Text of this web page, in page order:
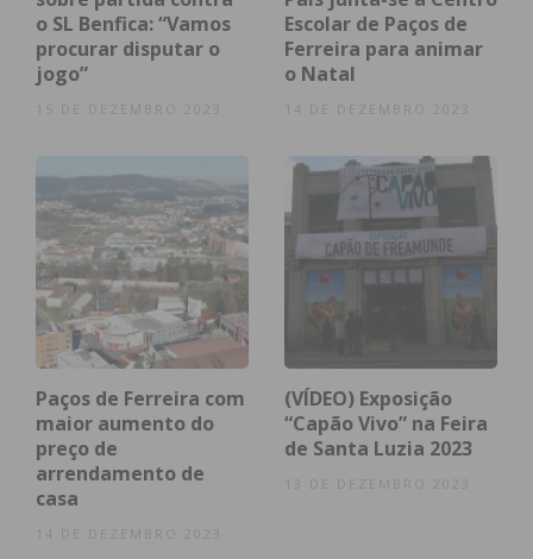
Assine nossa newsletter por e-mail e
obtenha de forma regular a informação
atualizada.
Eu li e concordo com ostermos e
condições
o SL Benfica: “Vamos
procurar disputar o
jogo”
Escolar de Paços de
Ferreira para animar
o Natal
14 DE DEZEMBRO 2023
Paços de Ferreira com
maior aumento do
preço de
arrendamento de
casa
14 DE DEZEMBRO 2023
(VÍDEO) Exposição
“Capão Vivo” na Feira
de Santa Luzia 2023